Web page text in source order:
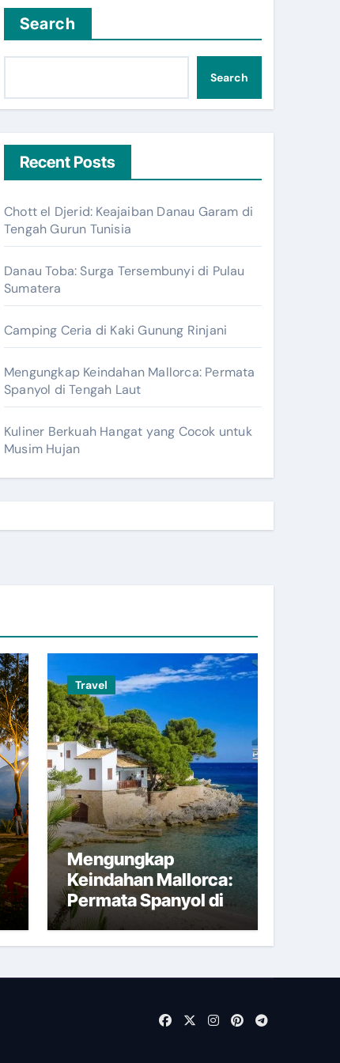
Search
Search
Recent Posts
Chott el Djerid: Keajaiban Danau Garam di
Tengah Gurun Tunisia
Danau Toba: Surga Tersembunyi di Pulau
Sumatera
Camping Ceria di Kaki Gunung Rinjani
Mengungkap Keindahan Mallorca: Permata
Spanyol di Tengah Laut
Kuliner Berkuah Hangat yang Cocok untuk
Musim Hujan
Travel
Mengungkap
Keindahan Mallorca:
Permata Spanyol di
Tengah Laut